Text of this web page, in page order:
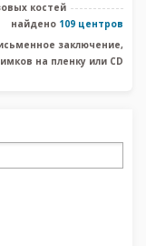
костей
найдено 109 центров
заключение,
на пленку или CD